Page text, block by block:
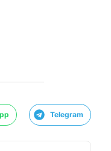
Telegram